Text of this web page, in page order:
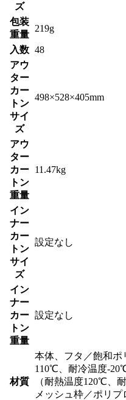
ズ
包装
重量
219g
入数 48
アウ
ター
カー
トン
サイ
ズ
498×528×405mm
アウ
ター
カー
トン
重量
11.47kg
イン
ナー
カー
トン
サイ
ズ
設定なし
イン
ナー
カー
トン
重量
設定なし
材質
本体、フタ／飽和ポ
110℃、耐冷温度-
（耐熱温度120℃、
メッシュ枠／ポリ